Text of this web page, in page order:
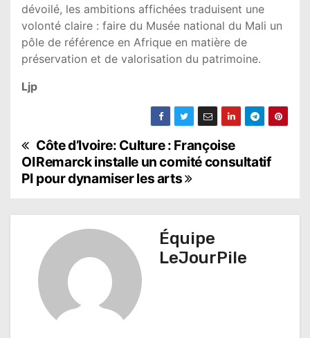
dévoilé, les ambitions affichées traduisent une
volonté claire : faire du Musée national du Mali un
pôle de référence en Afrique en matière de
préservation et de valorisation du patrimoine.
Ljp
N
a
Côte d’Ivoire: Culture : Françoise
Remarck installe un comité consultatif
pour dynamiser les arts
OI
PI
Équipe
LeJourPile